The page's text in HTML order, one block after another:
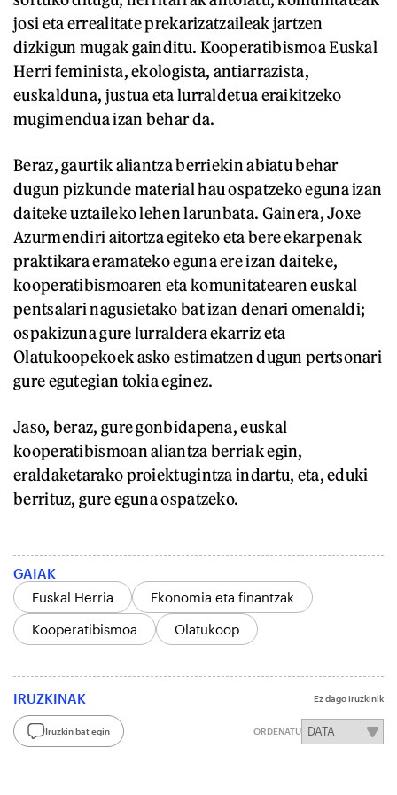
josi eta errealitate prekarizatzaileak jartzen
dizkigun mugak gainditu. Kooperatibismoa Euskal
Herri feminista, ekologista, antiarrazista,
euskalduna, justua eta lurraldetua eraikitzeko
mugimendua izan behar da.
Beraz, gaurtik aliantza berriekin abiatu behar
dugun pizkunde material hau ospatzeko eguna izan
daiteke uztaileko lehen larunbata. Gainera, Joxe
Azurmendiri aitortza egiteko eta bere ekarpenak
praktikara eramateko eguna ere izan daiteke,
kooperatibismoaren eta komunitatearen euskal
pentsalari nagusietako bat izan denari omenaldi;
ospakizuna gure lurraldera ekarriz eta
Olatukoopekoek asko estimatzen dugun pertsonari
gure egutegian tokia eginez.
Jaso, beraz, gure gonbidapena, euskal
kooperatibismoan aliantza berriak egin,
eraldaketarako proiektugintza indartu, eta, eduki
berrituz, gure eguna ospatzeko.
GAIAK
Euskal Herria
Ekonomia eta finantzak
Kooperatibismoa
Olatukoop
IRUZKINAK Ez dago iruzkinik
Iruzkin bat egin ORDENATU